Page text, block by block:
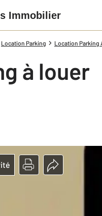
Immobilier
Location Parking Location Parking
à louer